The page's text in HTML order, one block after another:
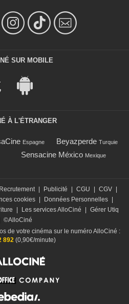
SUR MOBILE
À L'ÉTRANGER
Espagne Beyazperde Turquie
Sensacine México Mexique
Recrutement | Publicité | CGU | CGV |
cookies | Données Personnelles |
| Les services AlloCiné | Gérer Utiq
©AlloCiné
de votre cinéma sur le numéro AlloCiné :
892 (0,90€/minute)